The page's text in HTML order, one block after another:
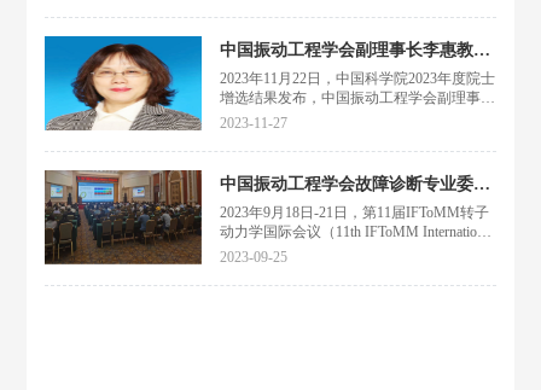
表彰他们迄今为止的整体学术成就。同济大
学土木工程学院陈建兵教授因在结构随机动
力学与工程可靠性方面的研究荣获该奖项。
陈建兵教授目前是同济大学特聘教授、同济
大学学术委员会委员、土木工程防灾减灾全
国重点实验室副主任、国家杰出青年科学基
中国振动工程学会副理事长李惠教授当选中国科学院院士
2023年11月22日，中国科学院2023年度院士
增选结果发布，中国振动工程学会副理事
长、哈尔滨工业大学李惠教授当选中国科学
动工程学会副理事长，哈尔滨工业大学土木
工程学院教授、博士生导师，国家自然科学
基金创新群体负责人，国家级高层次人才。
长期从事桥梁安全监测研究，提出桥梁力学
物理规律与大数据机器学习融合的学术思
想，创建桥梁安全诊断物理机器学习理论。
2023-11-27
中国振动工程学会故障诊断专业委员会主任委员褚福磊教授担任第11届IFToMM转子动力学国际会议主席
2023年9月18日-21日，第11届IFToMM转子
动力学国际会议（11th IFToMM International
Conference on Rotordynamics）在北京召开。
ToMM）的系列会议之一，也是转子动力学
2023-09-25